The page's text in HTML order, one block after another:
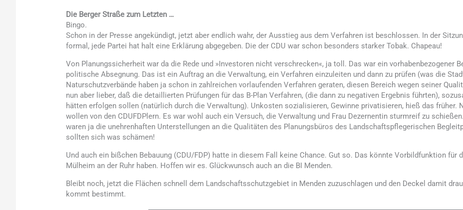
Die Berger Straße zum Letzten …
Bingo.
Schon in der Presse angekündigt, jetzt aber endlich wahr, der Ausstieg aus dem Verfahren ist beschlossen. In der
formal, jede Partei hat halt eine Erklärung abgegeben. Die der CDU war schon besonders starker Tobak. Chapeau!
Von Planungssicherheit war da die Rede und »Investoren nicht verschrecken«, ja toll. Das war ein vorhabenbezogener
politische Absegnung. Das ist ein Auftrag an die Verwaltung, ein Verfahren einzuleiten und dann zu prüfen (was die
Naturschutzverbände haben ja schon in zahlreichen vorlaufenden Verfahren geraten, diesen Bereich wegen seiner
nun aber lieber, daß die detaillierten Prüfungen für das B-Plan Verfahren, (die dann zu negativen Ergebnis führten),
hätten erfolgen sollen (natürlich durch die Verwaltung). Unkosten sozialisieren, Gewinne privatisieren, hieß das früher.
wollen von den CDUFDPlern. Es war wohl auch ein Versuch, die Verwaltung und Frau Dezernentin sturmreif zu
waren ja die unehrenhaften Unterstellungen an die Qualitäten des Planungsbüros des Landschaftspflegerischen
sollten sich was schämen!
Und auch ein bißchen Bebauung (CDU/FDP) hatte in diesem Fall keine Chance. Gut so. Das könnte Vorbildfunktion für
Mülheim an der Ruhr haben. Hoffen wir es. Glückwunsch auch an die BI Menden.
Bleibt noch, jetzt die Flächen schnell dem Landschaftsschutzgebiet in Menden zuzuschlagen und den Deckel damit
kommt bestimmt.